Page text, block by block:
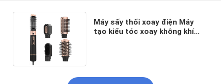
Máy sấy thổi xoay điện Máy
tạo kiểu tóc xoay không khí